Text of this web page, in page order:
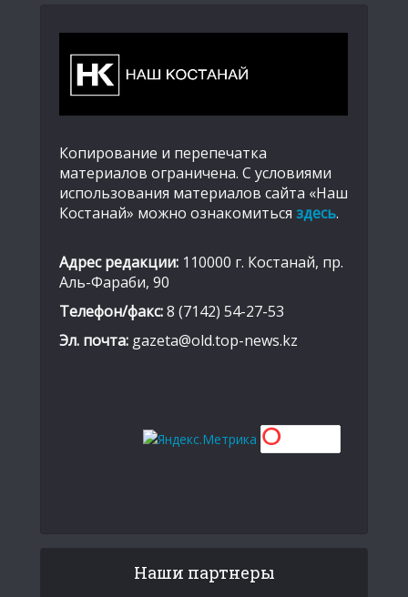
Копирование и перепечатка
материалов ограничена. С условиями
использования материалов сайта «Наш
Костанай» можно ознакомиться здесь.
Адрес редакции: 110000 г. Костанай, пр.
Аль-Фараби, 90
Телефон/факс:8 (7142) 54-27-53
Эл. почта: gazeta@old.top-news.kz
Наши партнеры